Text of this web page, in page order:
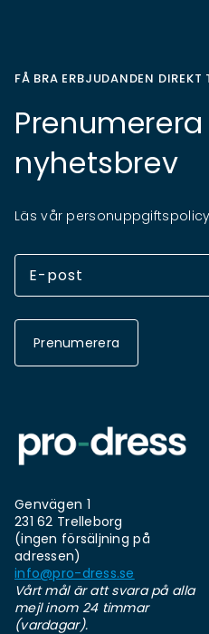
FÅ BRA ERBJUDANDEN
nyhetsbrev
Läs vår personuppgiftspolicy
Prenumerera
Genvägen 1
231 62 Trelleborg
(ingen försäljning på
adressen)
info@pro-dress.se
Vårt mål är att svara på alla
mejl inom 24 timmar
(vardagar).